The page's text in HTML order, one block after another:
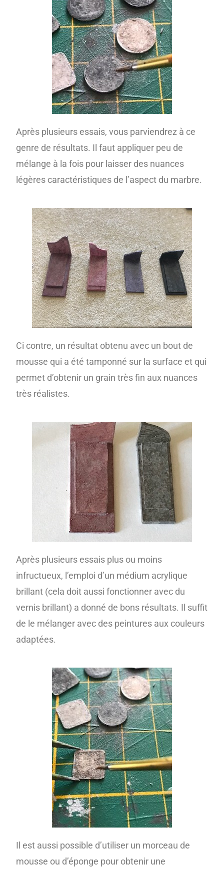
Après plusieurs essais, vous parviendrez à ce
genre de résultats. Il faut appliquer peu de
mélange à la fois pour laisser des nuances
légères caractéristiques de l’aspect du marbre.
Ci contre, un résultat obtenu avec un bout de
mousse qui a été tamponné sur la surface et qui
permet d’obtenir un grain très fin aux nuances
très réalistes.
Après plusieurs essais plus ou moins
infructueux, l’emploi d’un médium acrylique
brillant (cela doit aussi fonctionner avec du
vernis brillant) a donné de bons résultats. Il suffit
de le mélanger avec des peintures aux couleurs
adaptées.
Il est aussi possible d’utiliser un morceau de
mousse ou d’éponge pour obtenir une